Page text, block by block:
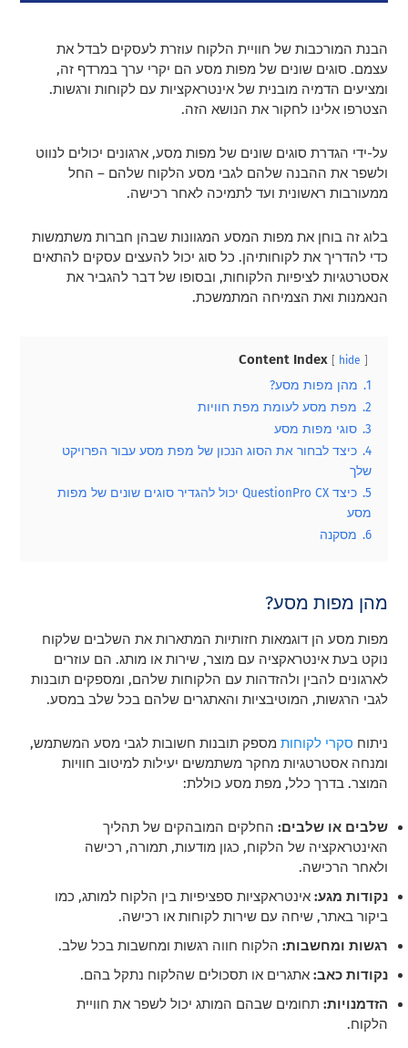
הבנת המורכבות של חוויית הלקוח עוזרת לעסקים לבדל את
עצמם. סוגים שונים של מפות מסע הם יקרי ערך במרדף זה,
ומציעים הדמיה מובנית של אינטראקציות עם לקוחות ורגשות.
הצטרפו אלינו לחקור את הנושא הזה.
על-ידי הגדרת סוגים שונים של מפות מסע, ארגונים יכולים לנווט
ולשפר את ההבנה שלהם לגבי מסע הלקוח שלהם – החל
ממעורבות ראשונית ועד לתמיכה לאחר רכישה.
בלוג זה בוחן את מפות המסע המגוונות שבהן חברות משתמשות
כדי להדריך את לקוחותיהן. כל סוג יכול להעצים עסקים להתאים
אסטרטגיות לציפיות הלקוחות, ובסופו של דבר להגביר את
הנאמנות ואת הצמיחה המתמשכת.
Content Index hide
1. מהן מפות מסע?
2. מפת מסע לעומת מפת חוויות
3. סוגי מפות מסע
4. כיצד לבחור את הסוג הנכון של מפת מסע עבור הפרויקט
שלך
5.
כיצד QuestionPro CX יכול להגדיר סוגים שונים של מפות
מסע
6. מסקנה
מהן מפות מסע?
מפות מסע הן דוגמאות חזותיות המתארות את השלבים שלקוח
נוקט בעת אינטראקציה עם מוצר, שירות או מותג. הם עוזרים
לארגונים להבין ולהזדהות עם הלקוחות שלהם, ומספקים תובנות
לגבי הרגשות, המוטיבציות והאתגרים שלהם בכל שלב במסע.
ניתוח סקרי לקוחות מספק תובנות חשובות לגבי מסע המשתמש,
ומנחה אסטרטגיות מחקר משתמשים יעילות למיטוב חוויות
המוצר. בדרך כלל, מפת מסע כוללת:
שלבים או שלבים: החלקים המובהקים של תהליך
האינטראקציה של הלקוח, כגון מודעות, תמורה, רכישה
ולאחר הרכישה.
נקודות מגע:אינטראקציות ספציפיות בין הלקוח למותג, כמו
ביקור באתר, שיחה עם שירות לקוחות או רכישה.
רגשות ומחשבות: הלקוח חווה רגשות ומחשבות בכל שלב.
נקודות כאב:אתגרים או תסכולים שהלקוח נתקל בהם.
הזדמנויות: תחומים שבהם המותג יכול לשפר את חוויית
הלקוח.